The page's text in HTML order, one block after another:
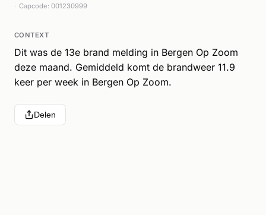
Capcode: 001230999
CONTEXT
Dit was de 13e brand melding in Bergen Op Zoom
deze maand. Gemiddeld komt de brandweer 11.9
keer per week in Bergen Op Zoom.
Delen